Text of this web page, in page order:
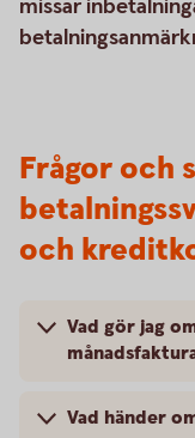
missar
Frågor och
och
Vad gör jag
Vad händer